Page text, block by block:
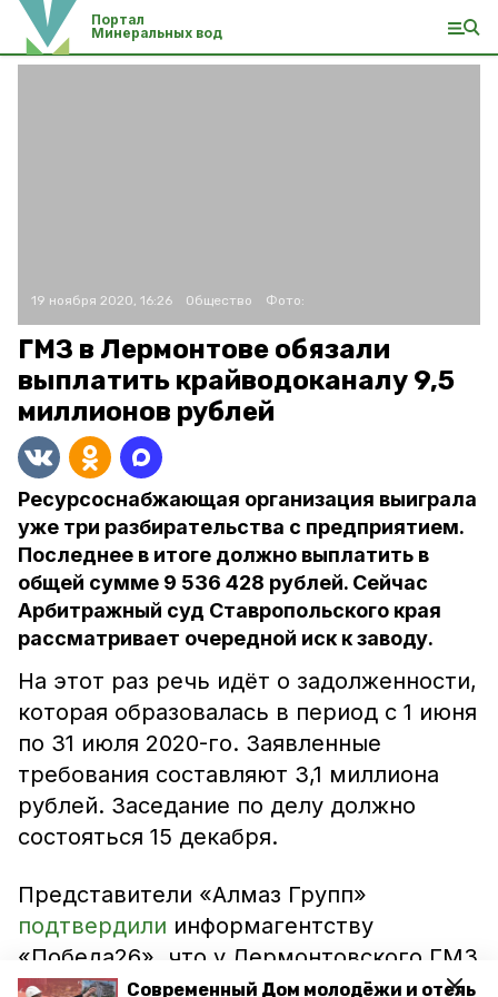
Современный Дом молодёжи и отель
Портал
Минеральных вод
19 ноября 2020, 16:26 Общество Фото:
ГМЗ в Лермонтове обязали
выплатить крайводоканалу 9,5
миллионов рублей
Ресурсоснабжающая организация выиграла
уже три разбирательства с предприятием.
Последнее в итоге должно выплатить в
общей сумме 9 536 428 рублей. Сейчас
Арбитражный суд Ставропольского края
рассматривает очередной иск к заводу.
На этот раз речь идёт о задолженности,
которая образовалась в период с 1 июня
по 31 июля 2020-го. Заявленные
требования составляют 3,1 миллиона
рублей. Заседание по делу должно
состояться 15 декабря.
Представители «Алмаз Групп»
подтвердили информагентству
«Победа26», что у Лермонтовского ГМЗ
есть задолженность перед краевым